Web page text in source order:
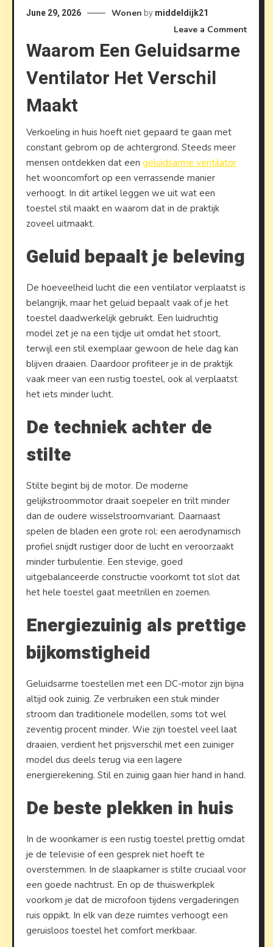
June 29, 2026 Wonen by middeldijk21
Leave a Comment
Waarom Een Geluidsarme
Ventilator Het Verschil
Maakt
Verkoeling in huis hoeft niet gepaard te gaan met
constant gebrom op de achtergrond. Steeds meer
mensen ontdekken dat een geluidsarme ventilator
het wooncomfort op een verrassende manier
verhoogt. In dit artikel leggen we uit wat een
toestel stil maakt en waarom dat in de praktijk
zoveel uitmaakt.
Geluid bepaalt je beleving
De hoeveelheid lucht die een ventilator verplaatst is
belangrijk, maar het geluid bepaalt vaak of je het
toestel daadwerkelijk gebruikt. Een luidruchtig
model zet je na een tijdje uit omdat het stoort,
terwijl een stil exemplaar gewoon de hele dag kan
blijven draaien. Daardoor profiteer je in de praktijk
vaak meer van een rustig toestel, ook al verplaatst
het iets minder lucht.
De techniek achter de
stilte
Stilte begint bij de motor. De moderne
gelijkstroommotor draait soepeler en trilt minder
dan de oudere wisselstroomvariant. Daarnaast
spelen de bladen een grote rol: een aerodynamisch
profiel snijdt rustiger door de lucht en veroorzaakt
minder turbulentie. Een stevige, goed
uitgebalanceerde constructie voorkomt tot slot dat
het hele toestel gaat meetrillen en zoemen.
Energiezuinig als prettige
bijkomstigheid
Geluidsarme toestellen met een DC-motor zijn bijna
altijd ook zuinig. Ze verbruiken een stuk minder
stroom dan traditionele modellen, soms tot wel
zeventig procent minder. Wie zijn toestel veel laat
draaien, verdient het prijsverschil met een zuiniger
model dus deels terug via een lagere
energierekening. Stil en zuinig gaan hier hand in hand.
De beste plekken in huis
In de woonkamer is een rustig toestel prettig omdat
je de televisie of een gesprek niet hoeft te
overstemmen. In de slaapkamer is stilte cruciaal voor
een goede nachtrust. En op de thuiswerkplek
voorkom je dat de microfoon tijdens vergaderingen
ruis oppikt. In elk van deze ruimtes verhoogt een
geruisloos toestel het comfort merkbaar.